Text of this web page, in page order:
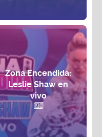
Zona Encendida:
Leslie Shaw en
vivo